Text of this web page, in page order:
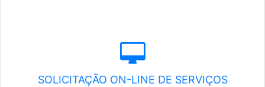
SOLICITAÇÃO ON-LINE DE SERVIÇOS